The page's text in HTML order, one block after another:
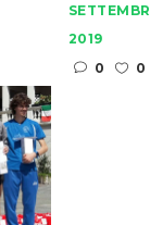
2019
0
0